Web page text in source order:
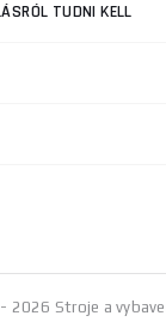
TUDNI KELL
2026 Stroje a